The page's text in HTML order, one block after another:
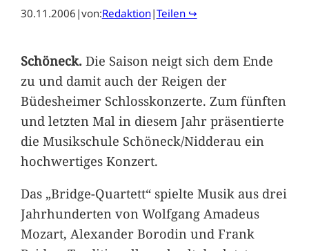
30.11.2006 |von:Redaktion|Teilen ↪
Schöneck.Die Saison neigt sich dem Ende
zu und damit auch der Reigen der
Büdesheimer Schlosskonzerte. Zum fünften
und letzten Mal in diesem Jahr präsentierte
die Musikschule Schöneck/Nidderau ein
hochwertiges Konzert.
Das „Bridge-Quartett“ spielte Musik aus drei
Jahrhunderten von Wolfgang Amadeus
Mozart, Alexander Borodin und Frank